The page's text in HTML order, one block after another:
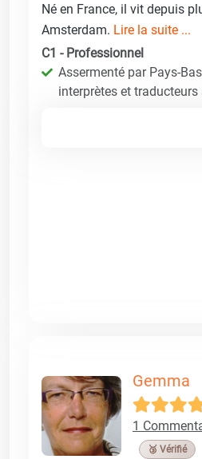
Né en France, il vit depuis
Amsterdam. Lire la suite ...
C1 - Professionnel
Assermenté par Pays-
interprètes et
Gemma
1
🥉 Vérifié